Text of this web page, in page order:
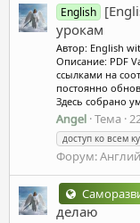
English
урокам
Автор: English
Описание: PDF
ссылками на
постоянно
Здесь собрано
Angel Тема
доступ ко всем
Форум:
делаю